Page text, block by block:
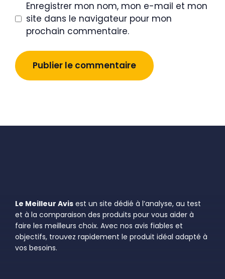
Enregistrer mon nom, mon e-mail et mon
site dans le navigateur pour mon
prochain commentaire.
Le Meilleur Avis est un site dédié à l’analyse, au test
et à la comparaison des produits pour vous aider à
faire les meilleurs choix. Avec nos avis fiables et
objectifs, trouvez rapidement le produit idéal adapté à
vos besoins.